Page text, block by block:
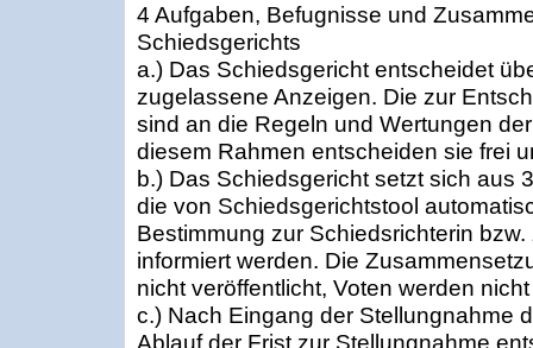
4 Aufgaben, Befugnisse und
Schiedsgerichts
a.) Das Schiedsgericht entscheidet
zugelassene Anzeigen. Die zur
sind an die Regeln und Wertungen
diesem Rahmen entscheiden sie frei
b.) Das Schiedsgericht setzt sich aus
die von Schiedsgerichtstool
Bestimmung zur Schiedsrichterin
informiert werden. Die
nicht veröffentlicht, Voten werden
c.) Nach Eingang der Stellungnahme
Ablauf der Frist zur Stellungnahme